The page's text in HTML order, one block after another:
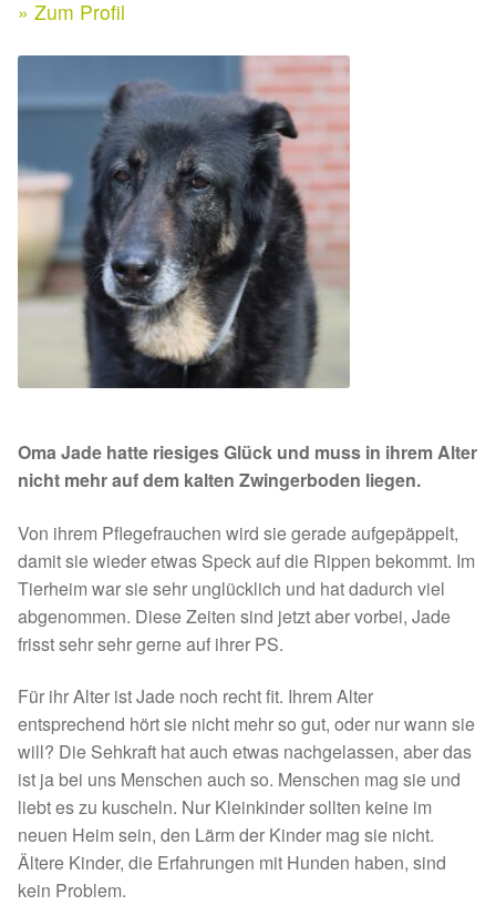
Aktuelle Spenden 2026
Ihre/Eure Spenden – Januar bis Juni 2026
Spenden 2025
Juli bis Dezember 2025
Januar bis Juni 2025
Spenden 2024
Januar bis Juni 2024
Spenden 2023
Juli bis Dezember 2023
Januar bis Juni 2023
Spenden 2022
Juli bis Dezember 2022
Januar bis Juni 2022
Spenden 2021
Kontakt & Rechtliches
Facebook
Instagram
» Zum Profil
Oma Jade hatte riesiges Glück und muss in ihrem Alter
nicht mehr auf dem kalten Zwingerboden liegen.
Von ihrem Pflegefrauchen wird sie gerade aufgepäppelt,
damit sie wieder etwas Speck auf die Rippen bekommt. Im
Tierheim war sie sehr unglücklich und hat dadurch viel
abgenommen. Diese Zeiten sind jetzt aber vorbei, Jade
frisst sehr sehr gerne auf ihrer PS.
Für ihr Alter ist Jade noch recht fit. Ihrem Alter
entsprechend hört sie nicht mehr so gut, oder nur wann sie
will? Die Sehkraft hat auch etwas nachgelassen, aber das
ist ja bei uns Menschen auch so. Menschen mag sie und
liebt es zu kuscheln. Nur Kleinkinder sollten keine im
neuen Heim sein, den Lärm der Kinder mag sie nicht.
Ältere Kinder, die Erfahrungen mit Hunden haben, sind
kein Problem.